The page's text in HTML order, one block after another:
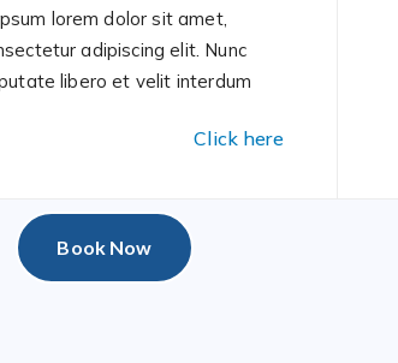
lorem dolor sit amet,
adipiscing elit. Nunc
libero et velit interdum.
Click here
Book Now